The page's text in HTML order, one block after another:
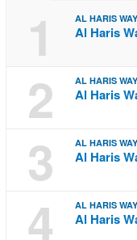
1 AL HARIS
Al Haris
2 AL HARIS
Al Haris
3 AL HARIS
Al Haris
4 AL HARIS
Al Haris